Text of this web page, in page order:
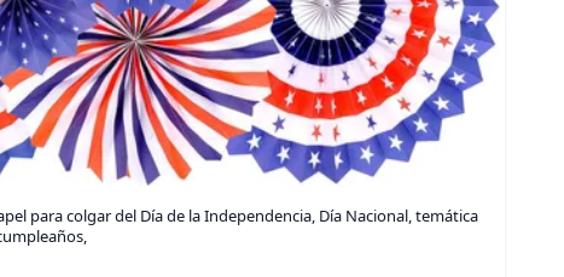
para colgar del Día de la Independencia, Día Nacional, temática